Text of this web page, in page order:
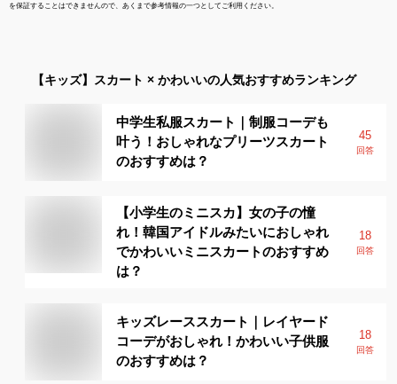
を保証することはできませんので、あくまで参考情報の一つとしてご利用ください。
【キッズ】 スカート × かわいいの人気おすすめランキング
中学生私服スカート｜制服コーデも
叶う！おしゃれなプリーツスカート
のおすすめは？
45
回答
【小学生のミニスカ】女の子の憧
れ！韓国アイドルみたいにおしゃれ
でかわいいミニスカートのおすすめ
は？
18
回答
キッズレーススカート｜レイヤード
コーデがおしゃれ！かわいい子供服
のおすすめは？
18
回答